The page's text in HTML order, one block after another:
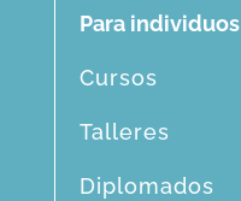
Para individuos
Cursos
Talleres
Diplomados